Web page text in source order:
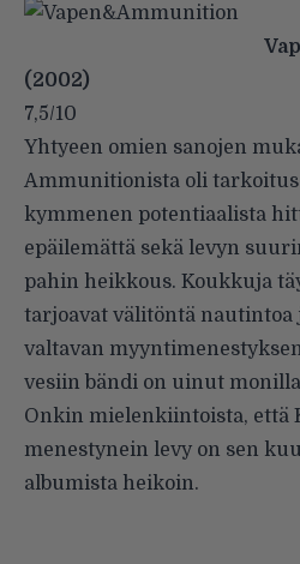
(2002)
7,5/10
Yhtyeen omien sanojen
Ammunitionista oli tarkoitus
kymmenen potentiaalista
epäilemättä sekä levyn
pahin heikkous. Koukkuja
tarjoavat välitöntä nautintoa
valtavan
vesiin bändi on uinut
Onkin mielenkiintoista, että
menestynein levy on sen
albumista heikoin.